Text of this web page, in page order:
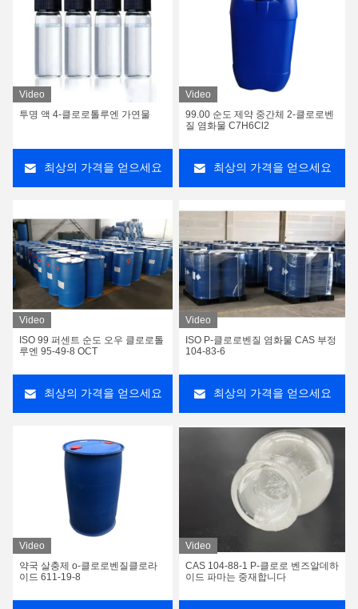
Video
투명 액 4-클로로톨루엔 가연물
최상의 가격을 얻으세요
Video
99.00 순도 제약 중간체 2-클로로벤
질 염화물 C7H6Cl2
최상의 가격을 얻으세요
Video
ISO 99 퍼센트 순도 오우 클로로톨
루엔 95-49-8 OCT
최상의 가격을 얻으세요
Video
ISO P-클로로벤질 염화물 CAS 부정
104-83-6
최상의 가격을 얻으세요
Video
약국 살충제 o-클로로벤질클로라
이드 611-19-8
Video
CAS 104-88-1 P-클로로 벤즈알데하
이드 파마는 중재합니다